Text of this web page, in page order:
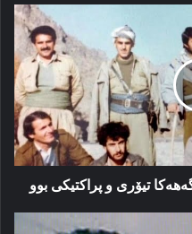
تیۆری و پراکتیکی بوو